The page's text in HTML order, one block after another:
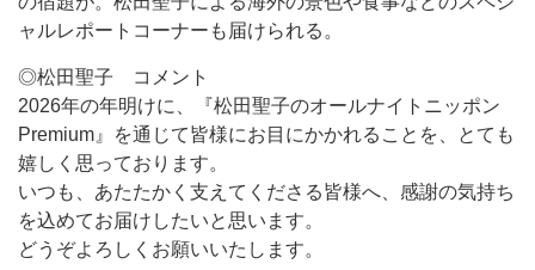
ャルレポートコーナーも届けられる。
◎松田聖子 コメント
2026年の年明けに、『松田聖子のオールナイトニッポン
Premium』を通じて皆様にお目にかかれることを、とても
嬉しく思っております。
いつも、あたたかく支えてくださる皆様へ、感謝の気持ち
を込めてお届けしたいと思います。
どうぞよろしくお願いいたします。